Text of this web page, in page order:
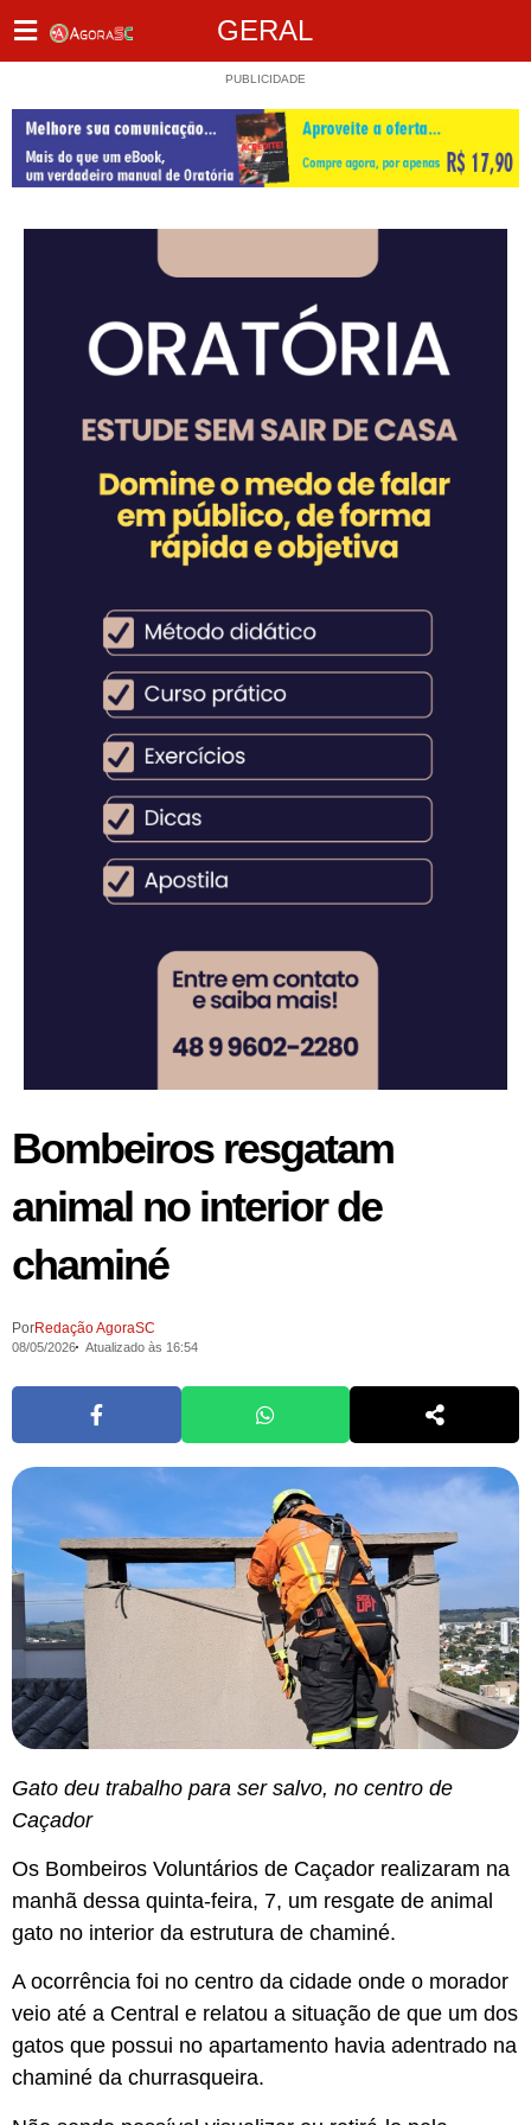
GERAL
PUBLICIDADE
Bombeiros resgatam
animal no interior de
chaminé
PorRedação AgoraSC
08/05/2026 Atualizado às 16:54
Gato deu trabalho para ser salvo, no centro de
Caçador
Os Bombeiros Voluntários de Caçador realizaram na
manhã dessa quinta-feira, 7, um resgate de animal
gato no interior da estrutura de chaminé.
A ocorrência foi no centro da cidade onde o morador
veio até a Central e relatou a situação de que um dos
gatos que possui no apartamento havia adentrado na
chaminé da churrasqueira.